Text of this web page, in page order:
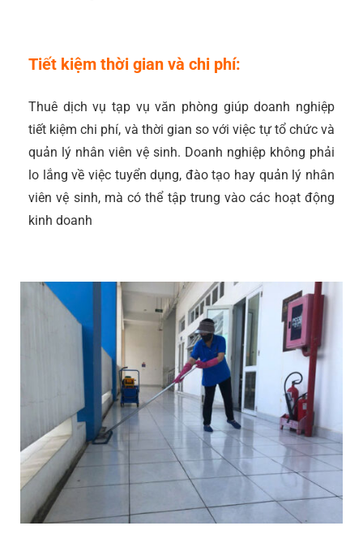
Tiết kiệm thời gian và chi phí:
Thuê dịch vụ tạp vụ văn phòng giúp doanh nghiệp
tiết kiệm chi phí, và thời gian so với việc tự tổ chức và
quản lý nhân viên vệ sinh. Doanh nghiệp không phải
lo lắng về việc tuyển dụng, đào tạo hay quản lý nhân
viên vệ sinh, mà có thể tập trung vào các hoạt động
kinh doanh